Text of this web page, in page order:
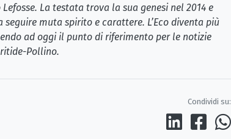
La testata trova la sua genesi nel 2014 e
muta spirito e carattere. L’Eco diventa più
ad oggi il punto di riferimento per le notizie
Pollino.
Condividi su: